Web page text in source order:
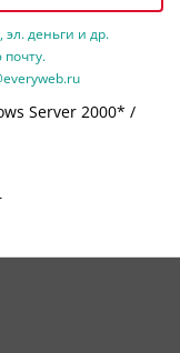
деньги и др.
Server 2000* /